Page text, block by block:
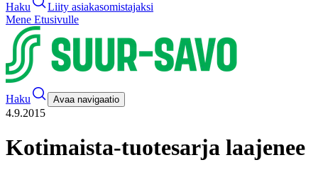
Haku
Liity asiakasomistajaksi
Mene Etusivulle
Haku Avaa navigaatio
4.9.2015
Kotimaista-tuotesarja laajenee